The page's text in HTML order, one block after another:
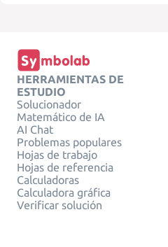
HERRAMIENTAS DE
ESTUDIO
Solucionador
Matemático de IA
AI Chat
Problemas populares
Hojas de trabajo
Hojas de referencia
Calculadoras
Calculadora gráfica
Verificar solución